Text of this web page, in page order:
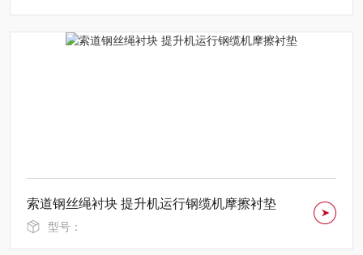
索道钢丝绳衬块 提升机运行钢缆机摩擦衬垫
型号：